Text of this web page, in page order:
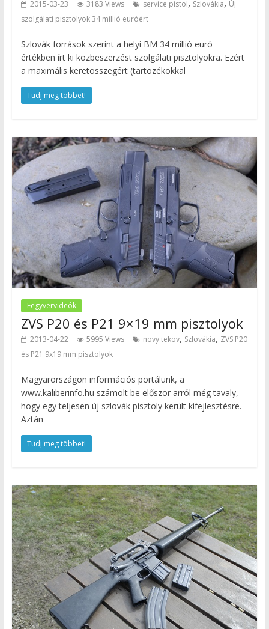
2015-03-23 3183 Views service pistol, Szlovákia, Új
szolgálati pisztolyok 34 millió euróért
Szlovák források szerint a helyi BM 34 millió euró
értékben írt ki közbeszerzést szolgálati pisztolyokra. Ezért
a maximális keretösszegért (tartozékokkal
Tudj meg többet!
Fegyvervideók
ZVS P20 és P21 9×19 mm pisztolyok
2013-04-22 5995 Views novy tekov, Szlovákia, ZVS P20
és P21 9x19 mm pisztolyok
Magyarországon információs portálunk, a
www.kaliberinfo.hu számolt be először arról még tavaly,
hogy egy teljesen új szlovák pisztoly került kifejlesztésre.
Aztán
Tudj meg többet!